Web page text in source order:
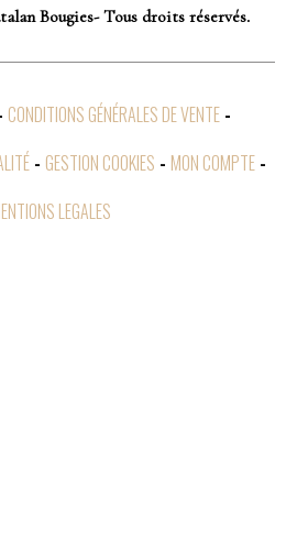
Bougies- Tous droits réservés.
CONDITIONS GÉNÉRALES DE VENTE
GESTION COOKIES
MON COMPTE
LEGALES